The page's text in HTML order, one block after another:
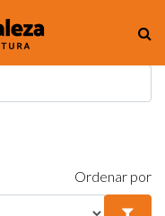
Ordenar por